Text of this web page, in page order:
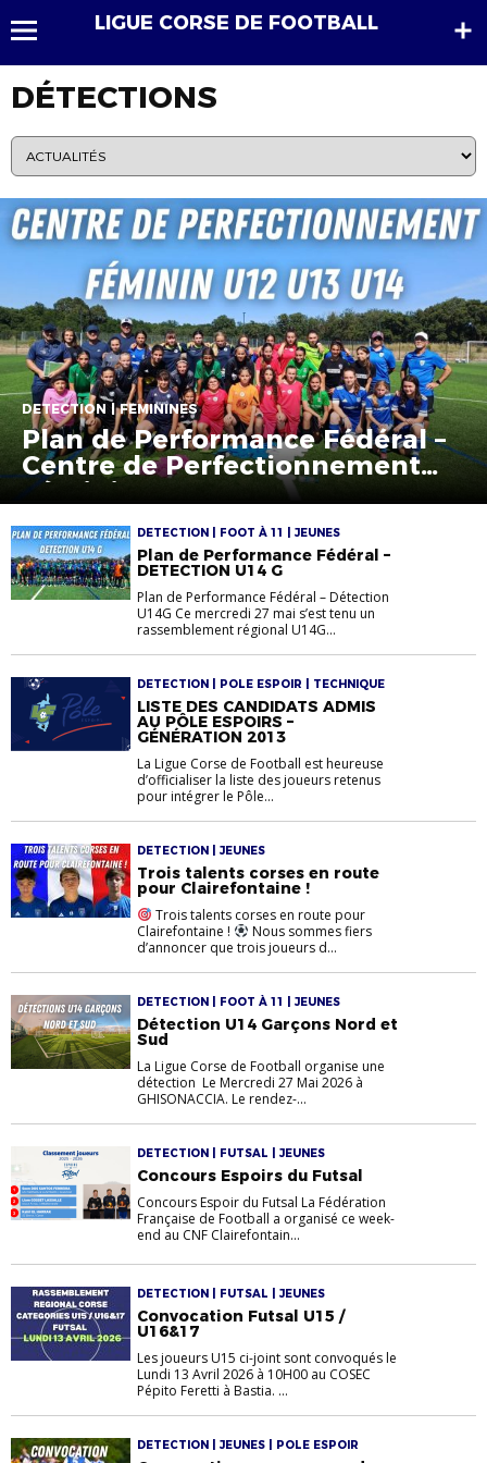
LIGUE CORSE DE FOOTBALL
DÉTECTIONS
DETECTION | FÉMININES
Plan de Performance Fédéral –
Centre de Perfectionnement
Féminin
DETECTION | FOOT À 11 | JEUNES
Plan de Performance Fédéral –
DETECTION U14 G
Plan de Performance Fédéral – Détection
U14G Ce mercredi 27 mai s’est tenu un
rassemblement régional U14G...
DETECTION | POLE ESPOIR | TECHNIQUE
LISTE DES CANDIDATS ADMIS
AU PÔLE ESPOIRS –
GÉNÉRATION 2013
La Ligue Corse de Football est heureuse
d’officialiser la liste des joueurs retenus
pour intégrer le Pôle...
DETECTION | JEUNES
Trois talents corses en route
pour Clairefontaine !
Trois talents corses en route pour
Clairefontaine !
Nous sommes fiers
d’annoncer que trois joueurs d...
DETECTION | FOOT À 11 | JEUNES
Détection U14 Garçons Nord et
Sud
La Ligue Corse de Football organise une
détection Le Mercredi 27 Mai 2026 à
GHISONACCIA. Le rendez-...
DETECTION | FUTSAL | JEUNES
Concours Espoirs du Futsal
Concours Espoir du Futsal La Fédération
Française de Football a organisé ce week-
end au CNF Clairefontain...
DETECTION | FUTSAL | JEUNES
Convocation Futsal U15 /
U16&17
Les joueurs U15 ci-joint sont convoqués le
Lundi 13 Avril 2026 à 10H00 au COSEC
Pépito Feretti à Bastia. ...
DETECTION | JEUNES | POLE ESPOIR